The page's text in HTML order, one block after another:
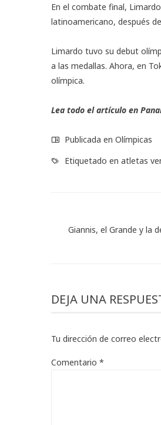
En el combate final,
latinoamericano, después
Limardo tuvo su debut
a las medallas. Ahora, en
olímpica.
Lea todo el artículo en
Publicada en Olímpicas
Etiquetado en atletas
Giannis, el Grande y la
DEJA UNA
Tu dirección de correo
Comentario *